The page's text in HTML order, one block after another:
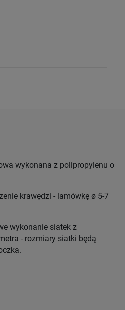
wykonana z polipropylenu o
krawędzi - lamówkę ø 5-7
wykonanie siatek z
- rozmiary siatki będą